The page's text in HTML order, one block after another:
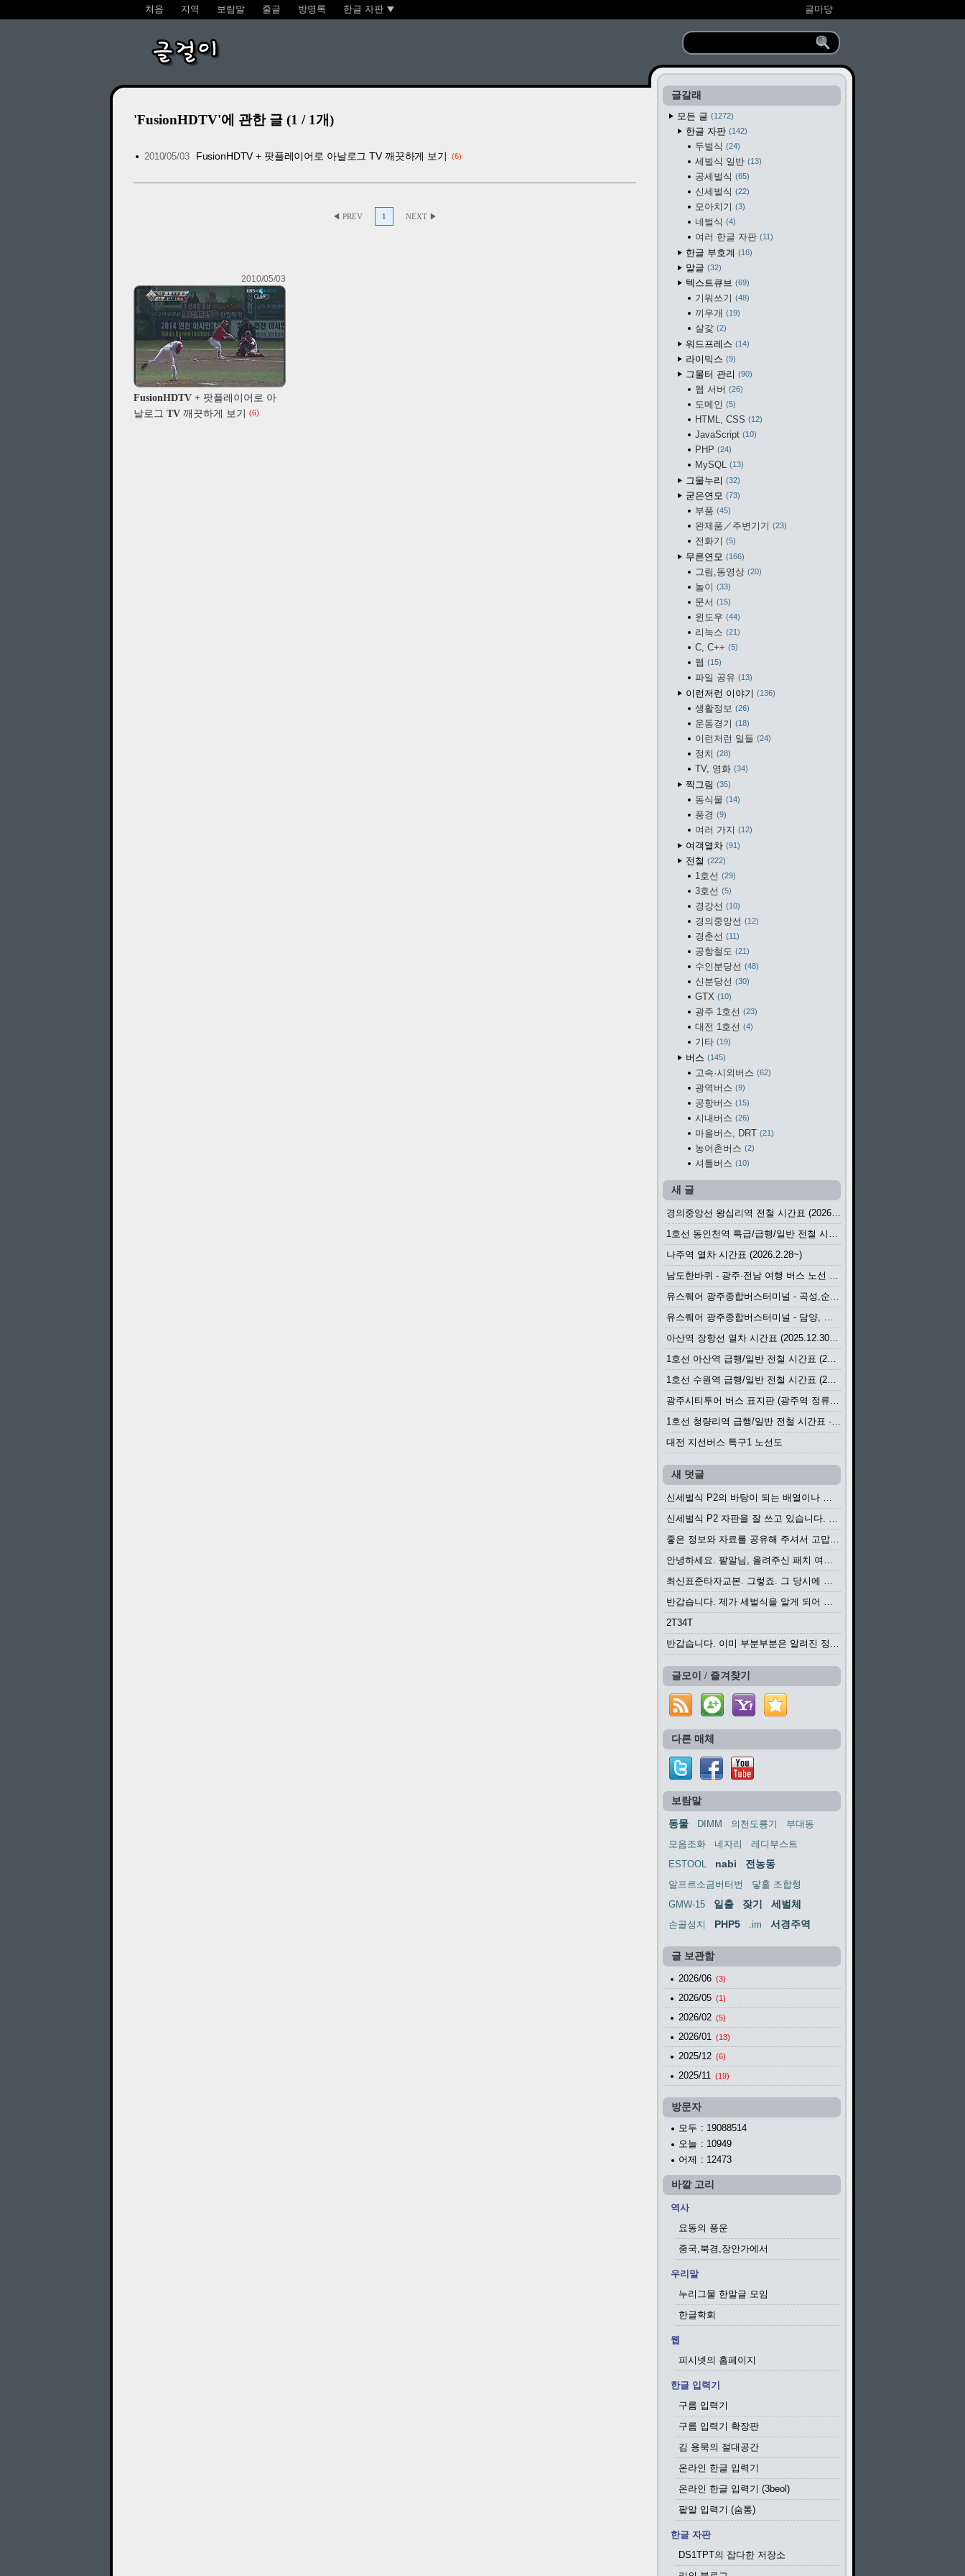
처음 지역 보람말 줄글 방명록 한글 자판 글마당
글걸이
'FusionHDTV'에 관한 글 (1 / 1개)
2010/05/03 FusionHDTV + 팟플레이어로 아날로그 TV 깨끗하게 보기 6
◀ PREV 1 NEXT ▶
2010/05/03
FusionHDTV + 팟플레이어로 아
날로그 TV 깨끗하게 보기 (6)
글갈래
모든 글
1272
한글 자판 142
두벌식 24
세벌식 일반 13
공세벌식 65
신세벌식 22
모아치기 3
네벌식 4
여러 한글 자판 11
한글 부호계 16
말글 32
텍스트큐브 69
기워쓰기 48
끼우개 19
살갗 2
워드프레스 14
라이믹스 9
그물터 관리 90
웹 서버 26
도메인 5
HTML, CSS 12
JavaScript 10
PHP 24
MySQL 13
그물누리 32
굳은연모 73
부품 45
완제품／주변기기 23
전화기 5
무른연모 166
그림,동영상 20
놀이 33
문서 15
윈도우 44
리눅스 21
C, C++ 5
웹 15
파일 공유 13
이런저런 이야기 136
생활정보 26
운동경기 18
이런저런 일들 24
정치 28
TV, 영화 34
찍그림 35
동식물 14
풍경 9
여러 가지 12
여객열차 91
전철 222
1호선 29
3호선 5
경강선 10
경의중앙선 12
경춘선 11
공항철도 21
수인분당선 48
신분당선 30
GTX 10
광주 1호선 23
대전 1호선 4
기타 19
버스 145
고속·시외버스 62
광역버스 9
공항버스 15
시내버스 26
마을버스, DRT 21
농어촌버스 2
셔틀버스 10
새 글
경의중앙선 왕십리역 전철 시간표 (2026.4.20~)
1호선 동인천역 특급/급행/일반 전철 시간표 (2026.2.28~)
나주역 열차 시간표 (2026.2.28~)
남도한바퀴 - 광주·전남 여행 버스 노선 (2026.3.1~5.31)
유스퀘어 광주종합버스터미널 - 곡성,순천／화순,보성,율포 방면 시외버스 시간표 (2026.1.31)
유스퀘어 광주종합버스터미널 - 담양, 순창, 남원, 무주, 장수, 거창, 대구 방면 시외버스 시간표 (2026...
아산역 장항선 열차 시간표 (2025.12.30 기준) (무궁화호, ITX-마음, 새마을호, 서해금빛열차)
1호선 아산역 급행/일반 전철 시간표 (2025.12.30~)
1호선 수원역 급행/일반 전철 시간표 (2025.12.30~)
광주시티투어 버스 표지판 (광주역 정류장) (2024?)
1호선 청량리역 급행/일반 전철 시간표 · 노선도 (2025.12.30~)
대전 지선버스 특구1 노선도
새 덧글
신세벌식 P2의 바탕이 되는 배열이나 주요 기능...
신세벌식 P2 자판을 잘 쓰고 있습니다. 쓰기 편리...
좋은 정보와 자료를 공유해 주셔서 고맙습니다....
안녕하세요. 팥알님, 올려주신 패치 여러모로 감사...
최신표준타자교본. 그렇죠. 그 당시에 최신 표준...
반갑습니다. 제가 세벌식을 알게 되어 세벌식 써...
2T34T
반갑습니다. 이미 부분부분은 알려진 정보들이...
글모이 / 즐겨찾기
다른 매체
보람말
동물 DIMM 의천도룡기
부대동
모음조화
네자리
레디부스트
ESTOOL
nabi 전농동
알프르소금버터번
닿홀 조합형
GMW-15
일출 잦기 세벌체
손골성지 PHP5 .im 서경주역
글 보관함
2026/06 (3)
2026/05 (1)
2026/02 (5)
2026/01 (13)
2025/12 (6)
2025/11 (19)
방문자
모두 : 19088514
오늘 : 10949
어제 : 12473
바깥 고리
역사
요동의 풍운
중국,북경,장안가에서
우리말
누리그물 한말글 모임
한글학회
웹
피시넷의 홈페이지
한글 입력기
구름 입력기
구름 입력기 확장판
김 용묵의 절대공간
온라인 한글 입력기
온라인 한글 입력기 (3beol)
팥알 입력기 (숨통)
한글 자판
DS1TPT의 잡다한 저장소